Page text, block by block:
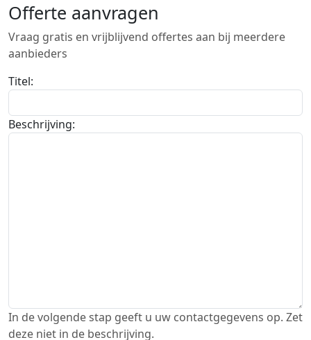
Offerte aanvragen
Vraag gratis en vrijblijvend offertes aan bij meerdere
aanbieders
Titel:
Beschrijving:
In de volgende stap geeft u uw contactgegevens op. Zet
deze niet in de beschrijving.